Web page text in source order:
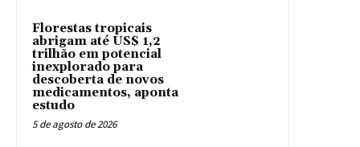
Florestas tropicais
abrigam até US$ 1,2
trilhão em potencial
inexplorado para
descoberta de novos
medicamentos, aponta
estudo
5 de agosto de 2026